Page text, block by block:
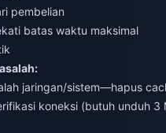
pembelian
batas waktu maksimal
jaringan/sistem—hapus
koneksi (butuh unduh 3